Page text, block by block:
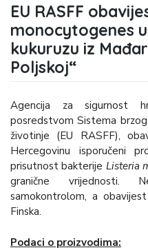
EU RASFF
monocytogenes
kukuruzu iz
Poljskoj“
Agencija za sigurnost
posredstvom Sistema brzog
životinje (EU RASFF),
Hercegovinu isporučeni
prisutnost bakterije Listeria
granične vrijednosti.
samokontrolom, a
Finska.
Podaci o proizvodima: